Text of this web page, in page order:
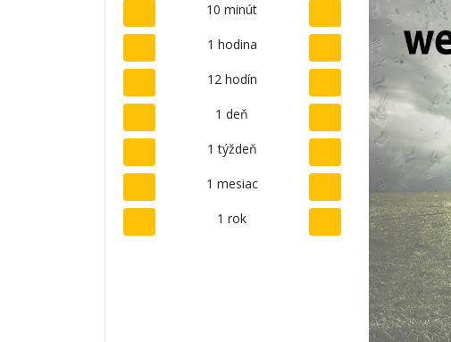
10 minút
1 hodina
12 hodín
1 deň
1 týždeň
1 mesiac
1 rok